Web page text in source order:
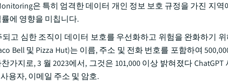
은 특히 엄격한 데이터 개인 정보 보호 규정을 가진 지역
에 영향을 미칩니다.
고 심한 조직이 데이터 보호를 우선화하고 위험을 완화하기 위
Bell 및 Pizza Hut)는 이름, 주소 및 전화 번호를 포함하여
지로, 3 월 2023에서, 그것은 101,000 이상 밝혀졌다 ChatGPT
용자, 이메일 주소 및 암호.